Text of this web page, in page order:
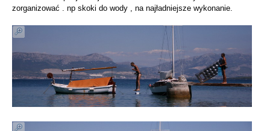
zorganizować . np skoki do wody , na najładniejsze wykonanie.